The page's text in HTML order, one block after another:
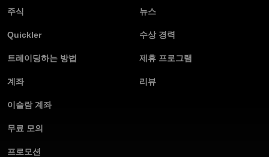
주식
Quickler
트레이딩하는 방법
계좌
이슬람 계좌
무료 모의
프로모션
뉴스
수상 경력
제휴 프로그램
리뷰